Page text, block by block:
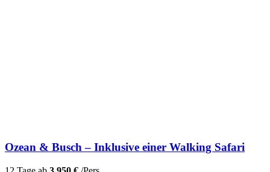
Ozean & Busch – Inklusive einer Walking Safari